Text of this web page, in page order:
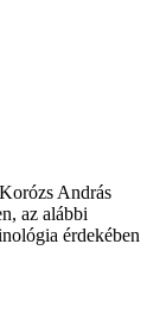
András
az alábbi
érdekében